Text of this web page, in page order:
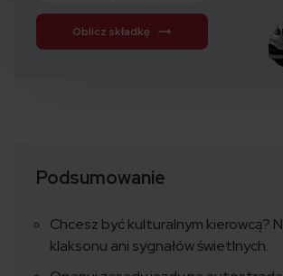
Oblicz składkę
Podsumowanie
Chcesz być kulturalnym kierowcą?
klaksonu ani sygnałów świetlnych.